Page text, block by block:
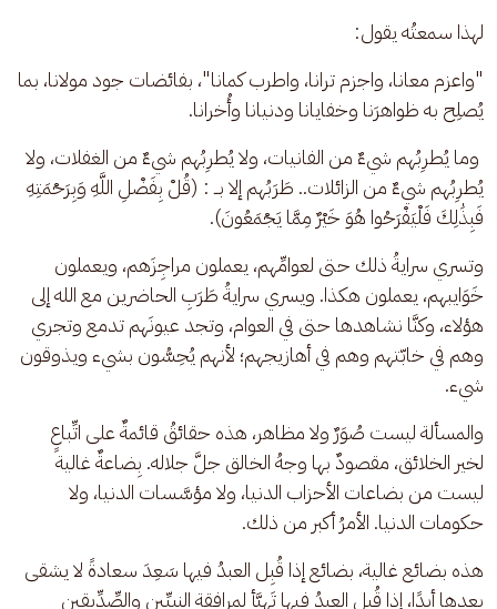
لهذا سمعتُه يقول:
"واعزم معانا، واجزم ترانا، واطرب كمانا"، بفائضات جود مولانا، بما
يُصلِح به ظواهرَنا وخفايانا ودنيانا وأُخرانا.
وما يُطرِبُهم شيءٌ من الفانيات، ولا يُطرِبُهم شيءٌ من الغفلات، ولا
يُطرِبُهم شيءٌ من الزائلات.. طَرَبُهم إلا بــ : (قُلْ بِفَضْلِ اللَّهِ وَبِرَحْمَتِهِ
فَبِذَٰلِكَ فَلْيَفْرَحُوا هُوَ خَيْرٌ مِمَّا يَجْمَعُونَ).
وتسري سرايةُ ذلك حتى لعوامِّهم، يعملون مراجِزَهم، ويعملون
خَوَايبهم، يعملون هكذا. ويسري سرايةُ طَرَبِ الحاضرين مع الله إلى
هؤلاء، وكنَّا نشاهدها حتى في العوام، وتجد عيونَهم تدمع وتجري
وهم في خابّتهم وهم في أهازيجهم؛ لأنهم يُحِسُّون بشيء ويذوقون
شيء.
والمسألة ليست صُوَرٌ ولا مظاهر، هذه حقائقُ قائمةٌ على اتِّباعٍ
لخير الخلائق، مقصودٌ بها وجهُ الخالق جلَّ جلاله. بِضاعةٌ غالية
ليست من بضاعات الأحزاب الدنيا، ولا مؤسَّسات الدنيا، ولا
حكومات الدنيا. الأمرُ أكبر من ذلك.
هذه بضائع غالية، بضائع إذا قُبِل العبدُ فيها سَعِدَ سعادةً لا يشقى
بعدها أبدًا، إذا قُبِل العبدُ فيها تَهيَّأ لمرافقة النبيِّين والصِّدِّيقين